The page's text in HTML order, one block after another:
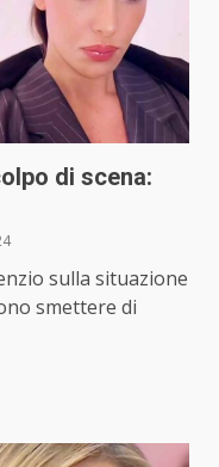
di scena:
sulla situazione
smettere di